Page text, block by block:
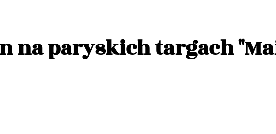
na paryskich targach